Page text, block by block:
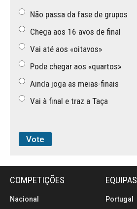
Não passa da fase de grupos
Chega aos 16 avos de final
Vai até aos «oitavos»
Pode chegar aos «quartos»
Ainda joga as meias-finais
Vai à final e traz a Taça
COMPETIÇÕES
Nacional
EQUIPAS
Portugal